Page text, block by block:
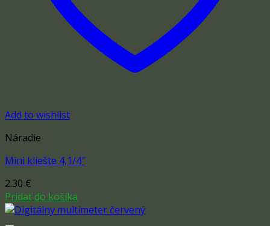
Add to wishlist
Náradie
Mini kliešte 4,1/4″
2.30 €
Pridať do košíka